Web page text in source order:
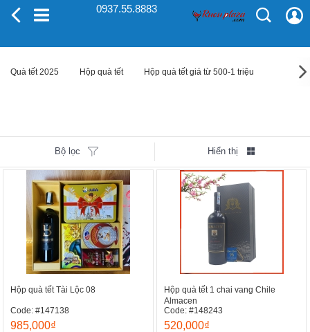
0937.55.8883
Quà tết 2025 Hộp quà tết Hộp quà tết giá từ 500-1 triệu
Bộ lọc Hiển thị
Hộp quà tết Tài Lộc 08
Code: #147138
985,000₫
Hộp quà tết 1 chai vang Chile
Almacen
Code: #148243
520,000₫